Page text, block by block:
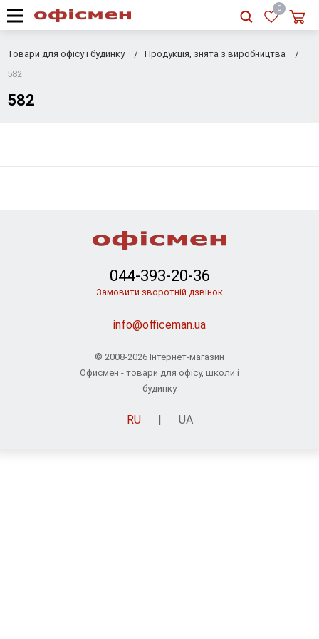
RU
0
Товари для офісу і будинку
Продукція, знята з виробництва
582
582
044-393-20-36
Замовити зворотній дзвінок
info@officeman.ua
© 2008-2026 Інтернет-магазин
Офисмен - товари для офісу, школи і
будинку
RU | UA